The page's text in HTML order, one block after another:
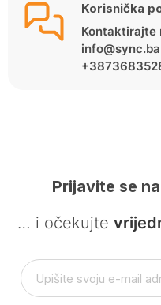
Korisnička
Kontaktirajte
Prijavite se
… i očekujte